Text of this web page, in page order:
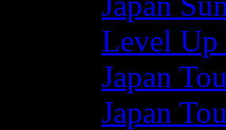
Level Up
Japan
Japan